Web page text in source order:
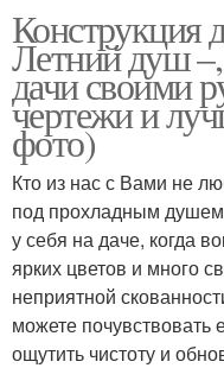
Конструкция
Летний душ –,
дачи своими
чертежи и
фото)
Кто из нас с Вами не
под прохладным
у себя на даче, когда
ярких цветов и много
неприятной
можете
ощутить чистоту и